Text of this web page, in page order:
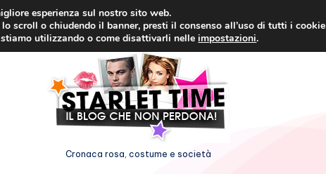
Cronaca rosa, costume e società
esperienza sul nostro sito web.
scroll o chiudendo il banner, presti il consenso all’uso di tutti i cookie
utilizzando o come disattivarli nelleimpostazioni.